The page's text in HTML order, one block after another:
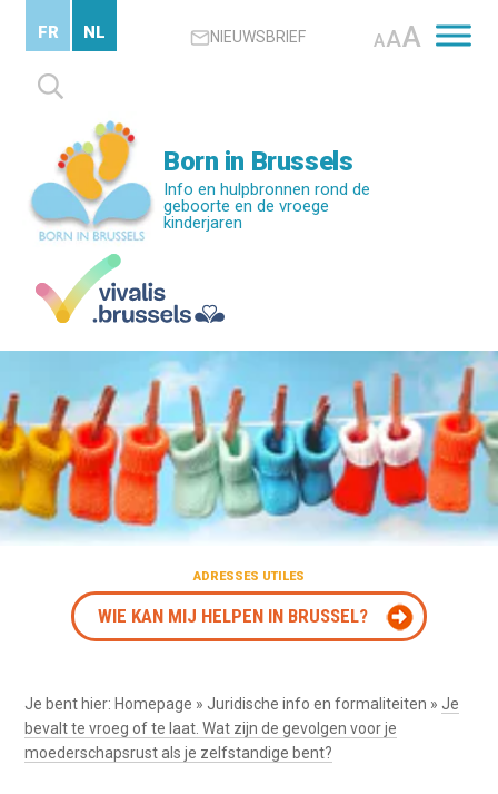
content
NIEUWSBRIEF AAA
Zoeken
naar:
FR NL
Born in Brussels
Info en hulpbronnen rond de
geboorte en de vroege
kinderjaren
ADRESSES UTILES
WIE KAN MIJ HELPEN IN BRUSSEL?
Je bent hier: Homepage » Juridische info en formaliteiten » Je
bevalt te vroeg of te laat. Wat zijn de gevolgen voor je
moederschapsrust als je zelfstandige bent?